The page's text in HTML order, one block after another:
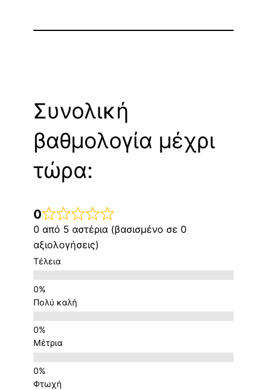
Συνολική
βαθμολογία μέχρι
τώρα:
0
0 από 5 αστέρια (βασισμένο σε 0
αξιολογήσεις)
Τέλεια
Πολύ καλή
Μέτρια
Φτωχή